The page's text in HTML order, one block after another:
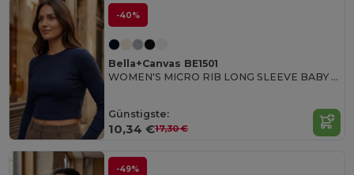
-40%
Bella+Canvas BE1501
WOMEN'S MICRO RIB LONG SLEEVE BABY TEE
Günstigste:
10,34 €17,30 €
-49%